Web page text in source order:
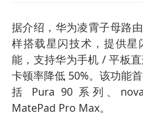
据介绍，华为凌霄子母路
样搭载星闪技术，提供星
能，支持华为手机 / 平板
卡顿率降低 50%。该功能
括 Pura 90 系列、
MatePad Pro Max。